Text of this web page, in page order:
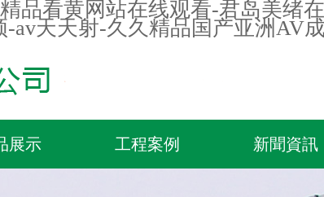
品看黄网站在线观看-君岛美绪
av天天射-久久精品国产亚洲AV
展示 工程案例 新聞資訊